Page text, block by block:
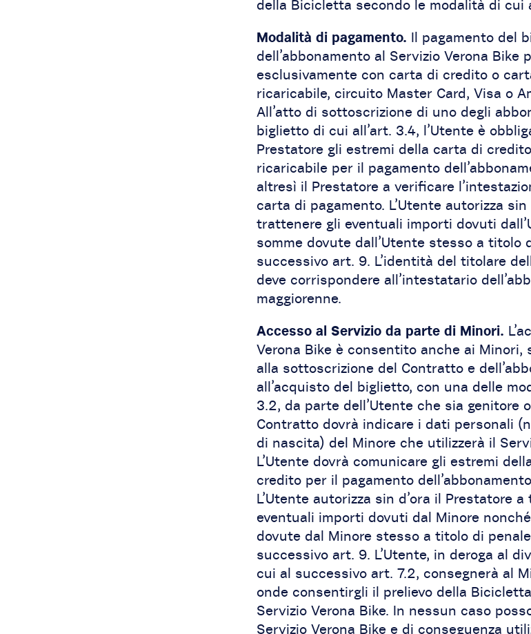
della Bicicletta secondo le modalità di cui
Modalità di pagamento. Il pagamento del
dell’abbonamento al Servizio Verona
esclusivamente con carta di credito o
ricaricabile, circuito Master Card, Visa o
All’atto di sottoscrizione di uno degli
biglietto di cui all’art. 3.4, l’Utente è
Prestatore gli estremi della carta di
ricaricabile per il pagamento
altresì il Prestatore a verificare
carta di pagamento. L’Utente autorizza
trattenere gli eventuali importi dovuti
somme dovute dall’Utente stesso a titolo
successivo art. 9. L’identità del titolare
deve corrispondere all’intestatario
maggiorenne.
Accesso al Servizio da parte di Minori.
Verona Bike è consentito anche ai Minori,
alla sottoscrizione del Contratto e
all’acquisto del biglietto, con una delle
3.2, da parte dell’Utente che sia genitore
Contratto dovrà indicare i dati personali
di nascita) del Minore che utilizzerà il
L’Utente dovrà comunicare gli estremi
credito per il pagamento
L’Utente autorizza sin d’ora il Prestatore
eventuali importi dovuti dal Minore
dovute dal Minore stesso a titolo di
successivo art. 9. L’Utente, in deroga al
cui al successivo art. 7.2, consegnerà al
onde consentirgli il prelievo della
Servizio Verona Bike. In nessun caso
Servizio Verona Bike e di conseguenza